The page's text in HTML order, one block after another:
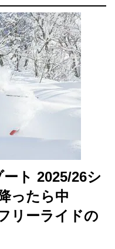
ート 2025/26シ
ったら中
リーライドの